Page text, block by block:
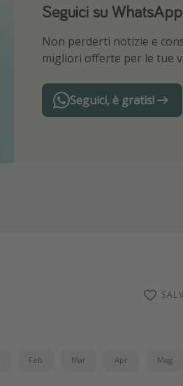
Seguici su WhatsApp
Non perderti notizie e
migliori offerte per le tue
Seguici, è gratis!
Scarica la nostra App
Sii il primo a conoscere le
Feb Mar Apr Mag